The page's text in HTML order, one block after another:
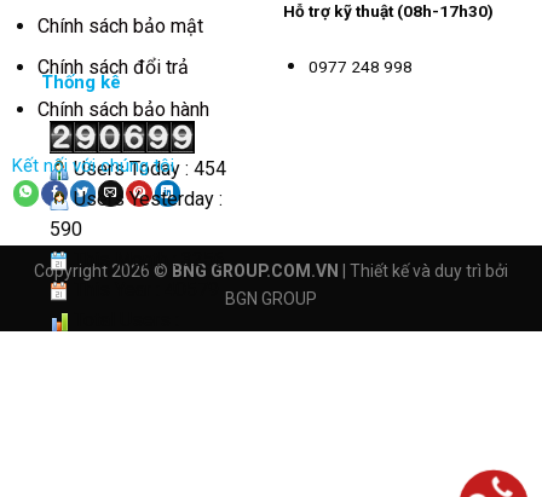
Chính sách bảo mật
Chính sách đổi trả
Chính sách bảo hành
Kết nối với chúng tôi
Hỗ trợ kỹ thuật (08h-17h30)
0977 248 998
Thống kê
Users Today : 454
Users Yesterday :
590
This Month : 3256
Copyright 2026 © BNG GROUP.COM.VN
| Thiết kế và duy trì bởi
BGN GROUP